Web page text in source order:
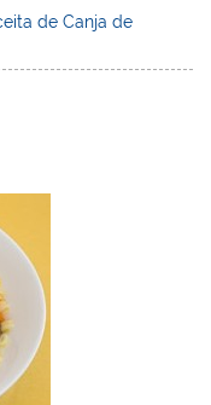
t
ar
e
de Canja de